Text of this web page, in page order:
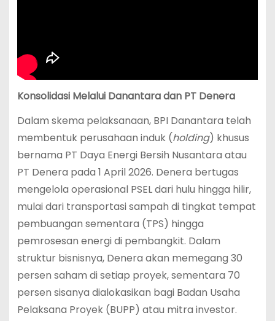
Konsolidasi Melalui Danantara dan PT Denera
Dalam skema pelaksanaan, BPI Danantara telah
membentuk perusahaan induk (holding) khusus
bernama PT Daya Energi Bersih Nusantara atau
PT Denera pada 1 April 2026. Denera bertugas
mengelola operasional PSEL dari hulu hingga hilir,
mulai dari transportasi sampah di tingkat tempat
pembuangan sementara (TPS) hingga
pemrosesan energi di pembangkit. Dalam
struktur bisnisnya, Denera akan memegang 30
persen saham di setiap proyek, sementara 70
persen sisanya dialokasikan bagi Badan Usaha
Pelaksana Proyek (BUPP) atau mitra investor.